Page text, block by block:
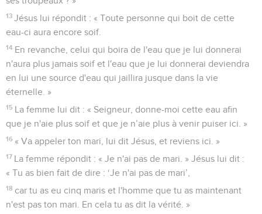
13 Jésus lui répondit : « Toute personne qui boit de cette
eau-ci aura encore soif.
14 En revanche, celui qui boira de l'eau que je lui donnerai
n'aura plus jamais soif et l'eau que je lui donnerai deviendra
en lui une source d'eau qui jaillira jusque dans la vie
éternelle. »
15 La femme lui dit : « Seigneur, donne-moi cette eau afin
que je n'aie plus soif et que je n’aie plus à venir puiser ici. »
16 « Va appeler ton mari, lui dit Jésus, et reviens ici. »
17 La femme répondit : « Je n'ai pas de mari. » Jésus lui dit :
« Tu as bien fait de dire : ‘Je n'ai pas de mari’,
18 car tu as eu cinq maris et l'homme que tu as maintenant
n'est pas ton mari. En cela tu as dit la vérité. »